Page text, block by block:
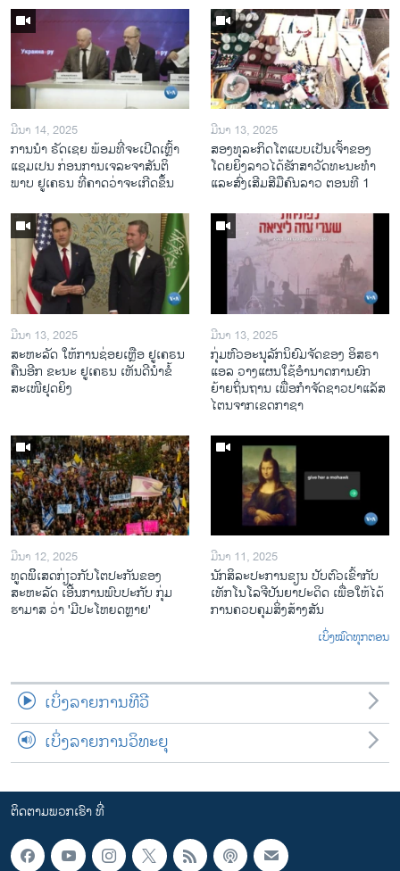
ມີນາ 14, 2025
ການ​ນຳ ຣັດ​ເຊຍ ພ້ອມ​ທີ່​ຈະ​ເປີ​ດ​ເຫຼົ້າ​
ແຊມ​ເປນ ກ່ອນການ​ເຈ​ລະ​ຈາ​ສັນ​ຕິ​
ພາບ ຢູ​ເຄ​ຣນ ທີ່​ຄາດ​ວ່າ​ຈະ​ເກີດ​ຂຶ້ນ
ມີນາ 13, 2025
ສອງທຸລະກິດໂຕແບບເປັນເຈົ້າຂອງ
ໂດຍຍິງລາວໄດ້ຮັກສາວັດທະນະທຳ
ແລະສົ່ງເສີມສີມືຄົນລາວ ຕອນທີ 1
ມີນາ 13, 2025
ສະຫະລັດ ໃຫ້ການຊ່ອຍເຫຼືອ ຢູເຄຣນ
ຄືນອີກ ຂະນະ ຢູເຄຣນ ເຫັນດີນຳຂໍ້
ສະເໜີຢຸດຍິງ
ມີນາ 13, 2025
ກຸ່ມຫົວອະນຸລັກນິຍົມຈັດຂອງ ອິສຣາ
ແອລ ວາງແຜນໃຊ້ອຳນາດການຍົກ
ຍ້າຍຖິ່ນຖານ ເພື່ອກຳຈັດຊາວປາແລັສ
ໄຕນຈາກເຂດກາຊາ
ມີນາ 12, 2025
ທູດພິິເສດກ່ຽວກັບໂຕປະກັນຂອງ
ສະຫະລັດ ເອີ້ນການພົບປະກັບ ກຸ່ມ
ຮາມາສ ວ່າ 'ມີປະໂຫຍດຫຼາຍ'
ມີນາ 11, 2025
ນັກ​ສິ​ລະ​ປະ​ການ​ຂຽນ ປັບ​ຕົວ​ເຂົ້າ​ກັບ​
ເທັກ​ໂນ​ໂລ​ຈີ​ປັນ​ຍາ​ປະ​ດິດ ເພື່ອ​ໃຫ້​ໄດ້​
ກ​ານ​ຄວບ​ຄຸມ​ສິ່ງ​ສ້າງ​ສັນ
ເບິ່ງໝົດທຸກຕອນ
ເບິ່ງລາຍການທີວີ
ເບິ່ງລາຍການວິທະຍຸ
ຕິດຕາມພວກເຮົາ ທີ່